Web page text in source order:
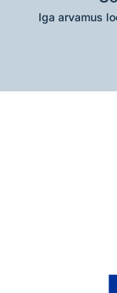
Iga arvamus